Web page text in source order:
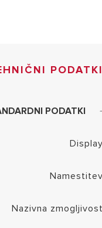
PODATKI
PODATKI
Display
Namestitev
Nazivna zmogljivost